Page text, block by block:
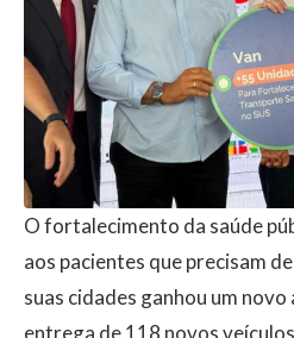
O fortalecimento da saúde
aos pacientes que precisam
suas cidades ganhou um
entrega de 118 novos